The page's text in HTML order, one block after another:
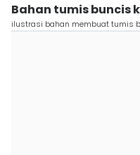
Bahan tumis buncis
ilustrasi bahan membuat tumis